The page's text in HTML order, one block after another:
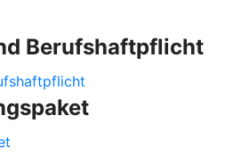
Berufshaftpflicht